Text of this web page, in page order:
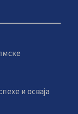
и осваја